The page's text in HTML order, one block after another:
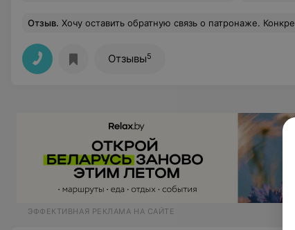
Отзыв. Хочу оставить обратную связь о патронаже. Конкретно к врачу своего участка притензий нет , приятная женщина , все доходчиво объясняет, перед визитом позвонила за 20 минут и уточнила дома ли мы . Два других врача( медсестры) проходят в грязной обуви по всей квартире , идут к новорожденному,на секундочку , без масок и бахил . На мое замечание и предложение дать бахилы я получила ответ, что им не положено!)
Отзывы5
ЭФФЕКТИВНАЯ РЕКЛАМА НА САЙТЕ